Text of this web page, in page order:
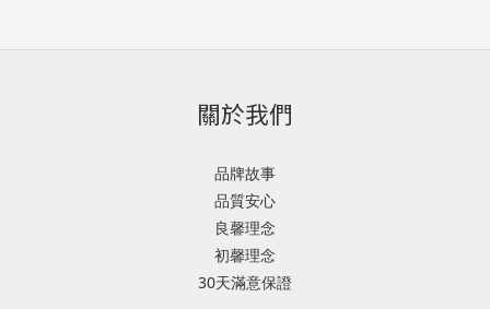
關於我們
品牌故事
品質安心
良馨理念
初馨理念
30天滿意保證